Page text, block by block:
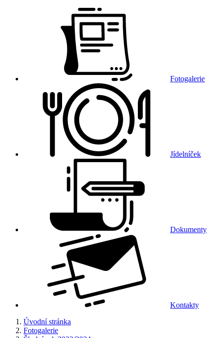
Fotogalerie
Jídelníček
Dokumenty
Kontakty
Úvodní stránka
Fotogalerie